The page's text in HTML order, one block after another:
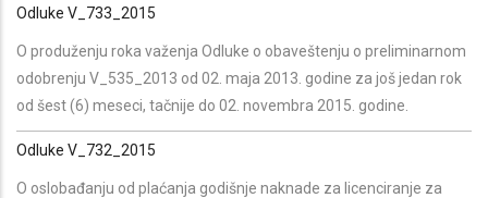
Odluke V_733_2015
O produženju roka važenja Odluke o obaveštenju o preliminarnom
odobrenju V_535_2013 od 02. maja 2013. godine za još jedan rok
od šest (6) meseci, tačnije do 02. novembra 2015. godine.
Odluke V_732_2015
O oslobađanju od plaćanja godišnje naknade za licenciranje za